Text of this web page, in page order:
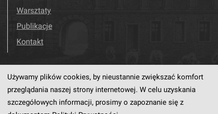
Warsztaty
Publikacje
Kontakt
Odwiedź nas! Facebook
Używamy plików cookies, by nieustannie zwiększać komfort
przeglądania naszej strony internetowej. W celu uzyskania
szczegółowych informacji, prosimy o zapoznanie się z